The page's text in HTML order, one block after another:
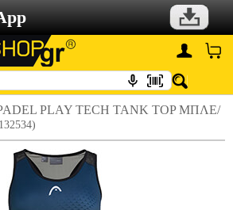
PLAY TECH TANK TOP ΜΠΛΕ/